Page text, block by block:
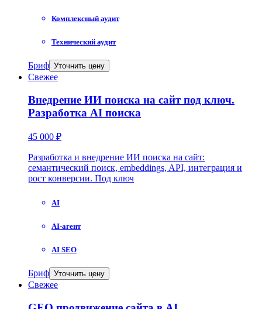
Комплексный аудит
Технический аудит
Бриф Уточнить цену
Свежее
Внедрение ИИ поиска на сайт под ключ.
Разработка AI поиска
45 000 ₽
Разработка и внедрение ИИ поиска на сайт:
семантический поиск, embeddings, API, интеграция и
рост конверсии. Под ключ
AI
AI-агент
AI SEO
Бриф Уточнить цену
Свежее